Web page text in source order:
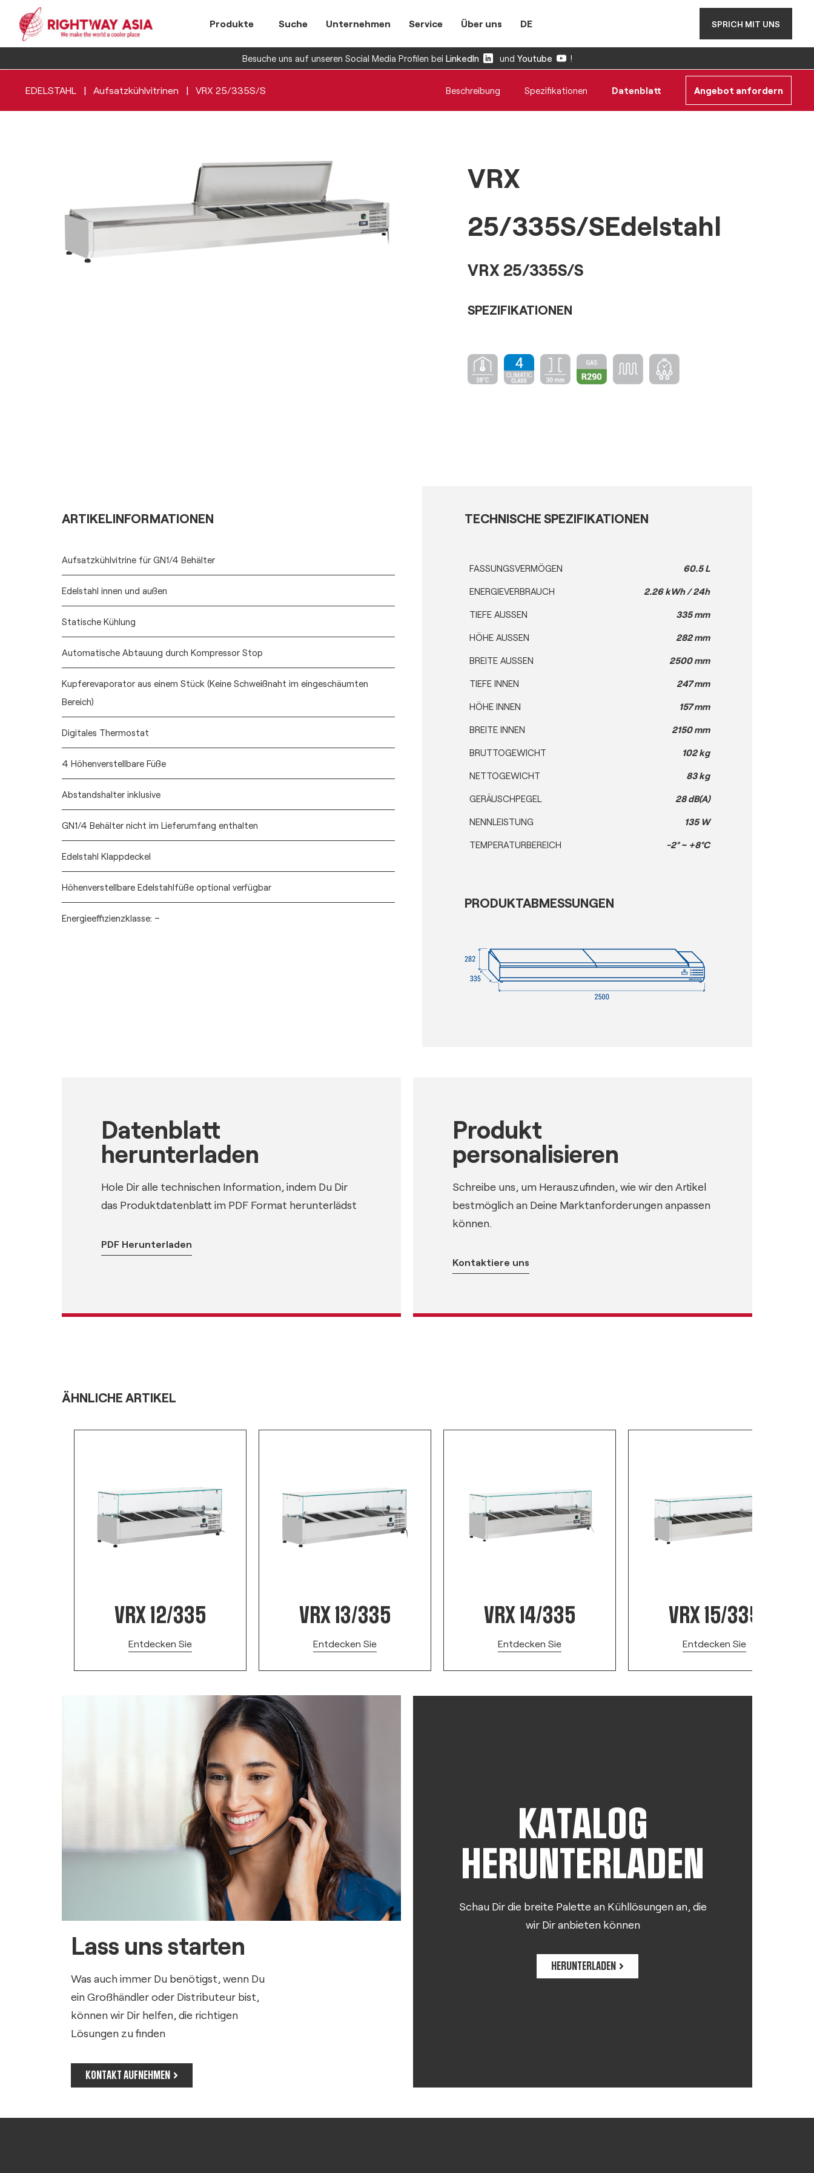
Produkte Suche Unternehmen Service Über uns DE SPRICH MIT UNS
Besuche uns auf unseren Social Media Profilen bei LinkedIn und Youtube !
EDELSTAHL | Aufsatzkühlvitrinen | VRX 25/335S/S Beschreibung Spezifikationen Datenblatt Angebot anfordern
VRX
25/335S/SEdelstahl
VRX 25/335S/S
SPEZIFIKATIONEN
ARTIKELINFORMATIONEN
Aufsatzkühlvitrine für GN1/4 Behälter
Edelstahl innen und außen
Statische Kühlung
Automatische Abtauung durch Kompressor Stop
Kupferevaporator aus einem Stück (Keine Schweißnaht im eingeschäumten
Bereich)
Digitales Thermostat
4 Höhenverstellbare Füße
Abstandshalter inklusive
GN1/4 Behälter nicht im Lieferumfang enthalten
Edelstahl Klappdeckel
Höhenverstellbare Edelstahlfüße optional verfügbar
Energieeffizienzklasse: –
TECHNISCHE SPEZIFIKATIONEN
FASSUNGSVERMÖGEN 60.5 L
ENERGIEVERBRAUCH 2.26 kWh / 24h
TIEFE AUSSEN 335 mm
HÖHE AUSSEN 282 mm
BREITE AUSSEN 2500 mm
TIEFE INNEN 247 mm
HÖHE INNEN 157 mm
BREITE INNEN 2150 mm
BRUTTOGEWICHT 102 kg
NETTOGEWICHT 83 kg
GERÄUSCHPEGEL 28 dB(A)
NENNLEISTUNG 135 W
TEMPERATURBEREICH -2° ~ +8°C
PRODUKTABMESSUNGEN
Datenblatt
herunterladen
Hole Dir alle technischen Information, indem Du Dir
das Produktdatenblatt im PDF Format herunterlädst
PDF Herunterladen
Produkt
personalisieren
Schreibe uns, um Herauszufinden, wie wir den Artikel
bestmöglich an Deine Marktanforderungen anpassen
können.
Kontaktiere uns
ÄHNLICHE ARTIKEL
VRX 12/335
Entdecken Sie
VRX 13/335
Entdecken Sie
VRX 14/335
Entdecken Sie
VRX 15/335
Entdecken Sie
Lass uns starten
Was auch immer Du benötigst, wenn Du
ein Großhändler oder Distributeur bist,
können wir Dir helfen, die richtigen
Lösungen zu finden
KONTAKT AUFNEHMEN
KATALOG
HERUNTERLADEN
Schau Dir die breite Palette an Kühllösungen an, die
wir Dir anbieten können
HERUNTERLADEN